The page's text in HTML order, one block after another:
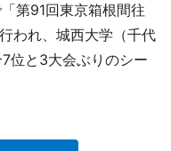
第91回東京箱根間往
われ、城西大学（千代
位と3大会ぶりのシー